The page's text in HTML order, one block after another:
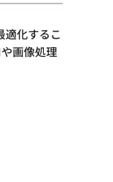
適化するこ
画像処理